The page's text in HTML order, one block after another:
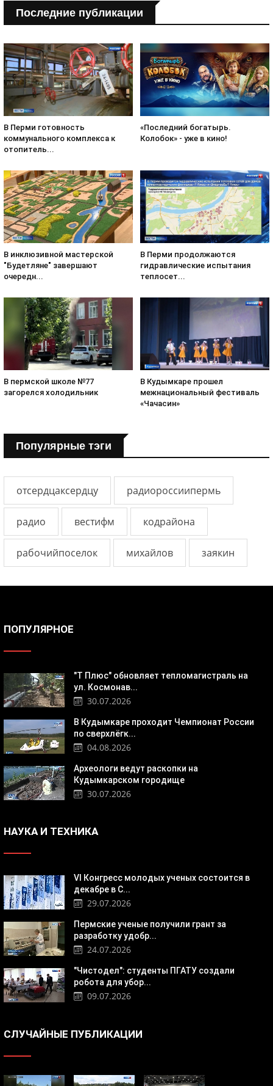
Последние публикации
В Перми готовность
коммунального комплекса к
отопитель...
«Последний богатырь.
Колобок» - уже в кино!
В инклюзивной мастерской
"Будетляне" завершают
очередн...
В Перми продолжаются
гидравлические испытания
теплосет...
В пермской школе №77
загорелся холодильник
В Кудымкаре прошел
межнациональный фестиваль
«Чачасин»
Популярные тэги
отсердцаксердцу радиороссиипермь
радио вестифм кодрайона
рабочийпоселок михайлов заякин
ПОПУЛЯРНОЕ
"Т Плюс" обновляет тепломагистраль на
ул. Космонав...
30.07.2026
В Кудымкаре проходит Чемпионат России
по сверхлёгк...
04.08.2026
Археологи ведут раскопки на
Кудымкарском городище
30.07.2026
НАУКА И ТЕХНИКА
VI Конгресс молодых ученых состоится в
декабре в С...
29.07.2026
Пермские ученые получили грант за
разработку удобр...
24.07.2026
"Чистодел": студенты ПГАТУ создали
робота для убор...
09.07.2026
СЛУЧАЙНЫЕ ПУБЛИКАЦИИ